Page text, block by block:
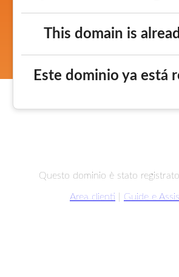
This domain is
Este dominio ya está
Questo dominio è stato
Area clienti Guide e